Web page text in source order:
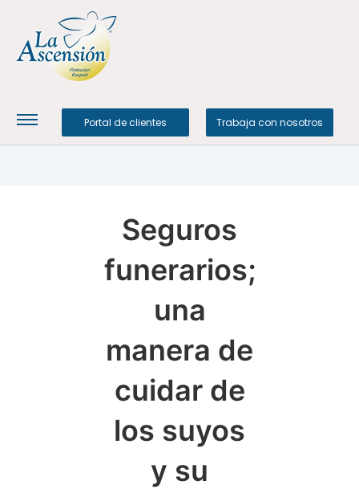
Portal de clientes Trabaja con nosotros
Seguros
funerarios;
una
manera de
cuidar de
los suyos
y su